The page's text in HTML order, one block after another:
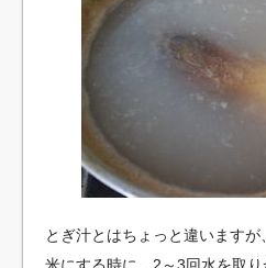
とぎ汁とはちょっと違います